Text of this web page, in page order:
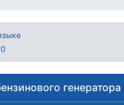
генератора